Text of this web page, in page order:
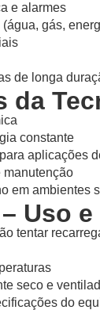
e alarmes
gás,
de longa
da
constante
aplicações
manutenção
em ambientes
Uso
tentar
seco e
do